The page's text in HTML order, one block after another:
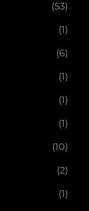
(53)
(1)
(6)
(1)
(1)
(1)
(10)
(2)
(1)